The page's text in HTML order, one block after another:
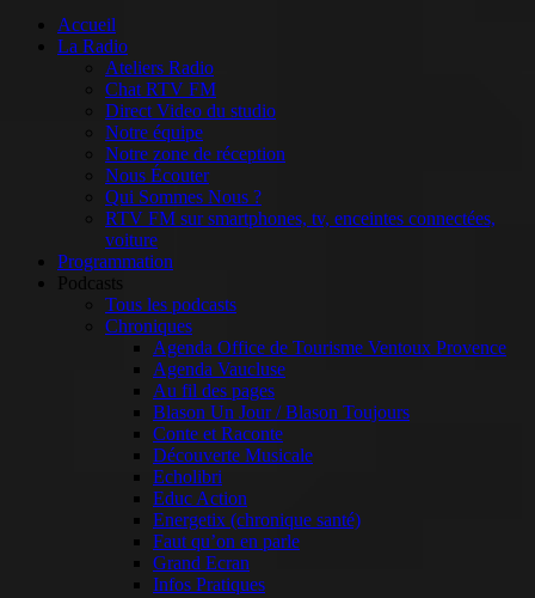
Accueil
La Radio
Ateliers Radio
Chat RTV FM
Direct Video du studio
Notre équipe
Notre zone de réception
Nous Écouter
Qui Sommes Nous ?
RTV FM sur smartphones, tv, enceintes connectées,
voiture
Programmation
Podcasts
Tous les podcasts
Chroniques
Agenda Office de Tourisme Ventoux Provence
Agenda Vaucluse
Au fil des pages
Blason Un Jour / Blason Toujours
Conte et Raconte
Découverte Musicale
Echolibri
Educ Action
Energetix (chronique santé)
Faut qu’on en parle
Grand Ecran
Infos Pratiques